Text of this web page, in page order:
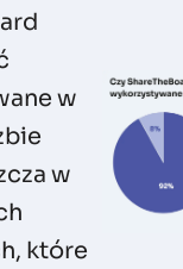
w
w
które